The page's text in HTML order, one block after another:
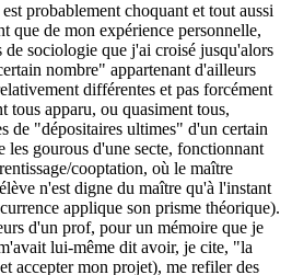
probablement choquant et tout aussi
que de mon expérience personnelle,
de sociologie que j'ai croisé jusqu'alors
nombre" appartenant d'ailleurs
différentes et pas forcément
tous apparu, ou quasiment tous,
de "dépositaires ultimes" d'un certain
les gourous d'une secte, fonctionnant
cooptation, où le maître
n'est digne du maître qu'à l'instant
applique son prisme théorique).
d'un prof, pour un mémoire que je
lui-même dit avoir, je cite, "la
accepter mon projet), me refiler des